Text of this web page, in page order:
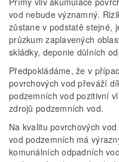
vod nebude významný.
zůstane v podstatě stejné,
průzkum zaplavených
skládky, deponie důlních
Předpokládáme, že v
povrchových vod převáží
podzemních vod pozitivní
zdrojů podzemních vod.
Na kvalitu povrchových
vod podzemních má
komunálních odpadních